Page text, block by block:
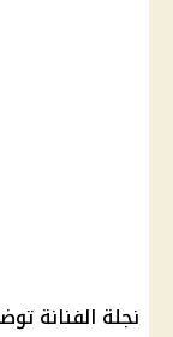
نجلة الفنانة